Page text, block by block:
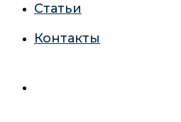
Статьи
Контакты